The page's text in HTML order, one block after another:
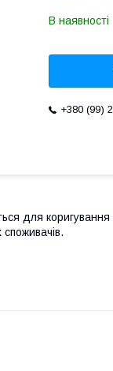
В наявності
+380 (99)
для